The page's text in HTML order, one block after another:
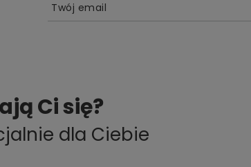
Twój email
Ci się?
dla Ciebie